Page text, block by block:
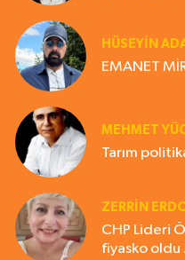
HÜSEYIN
EMANET
MEHMET
Tarım
ZERRIN
CHP Lideri
fiyasko oldu